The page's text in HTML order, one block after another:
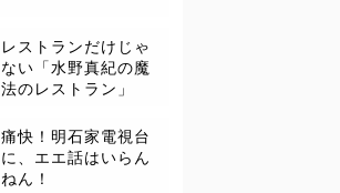
レストランだけじゃ
ない「水野真紀の魔
法のレストラン」
痛快！明石家電視台
に、エエ話はいらん
ねん！